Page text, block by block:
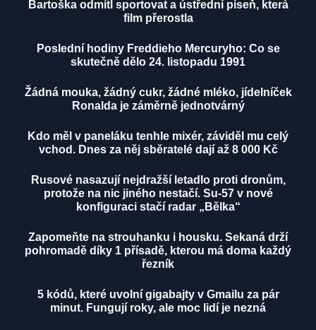
Bartoška odmítl sportovat a ústřední píseň, která
film přerostla
Poslední hodiny Freddieho Mercuryho: Co se
skutečně dělo 24. listopadu 1991
Žádná mouka, žádný cukr, žádné mléko, jídelníček
Ronalda je záměrně jednotvárný
Kdo měl v paneláku tenhle mixér, záviděl mu celý
vchod. Dnes za něj sběratelé dají až 8 000 Kč
Rusové nasazují nejdražší letadlo proti dronům,
protože na nic jiného nestačí. Su-57 v nové
konfiguraci stačí radar „Bělka“
Zapomeňte na strouhanku i housku. Sekaná drží
pohromadě díky 1 přísadě, kterou má doma každý
řezník
5 kódů, které uvolní gigabajty v Gmailu za pár
minut. Fungují roky, ale moc lidí je nezná